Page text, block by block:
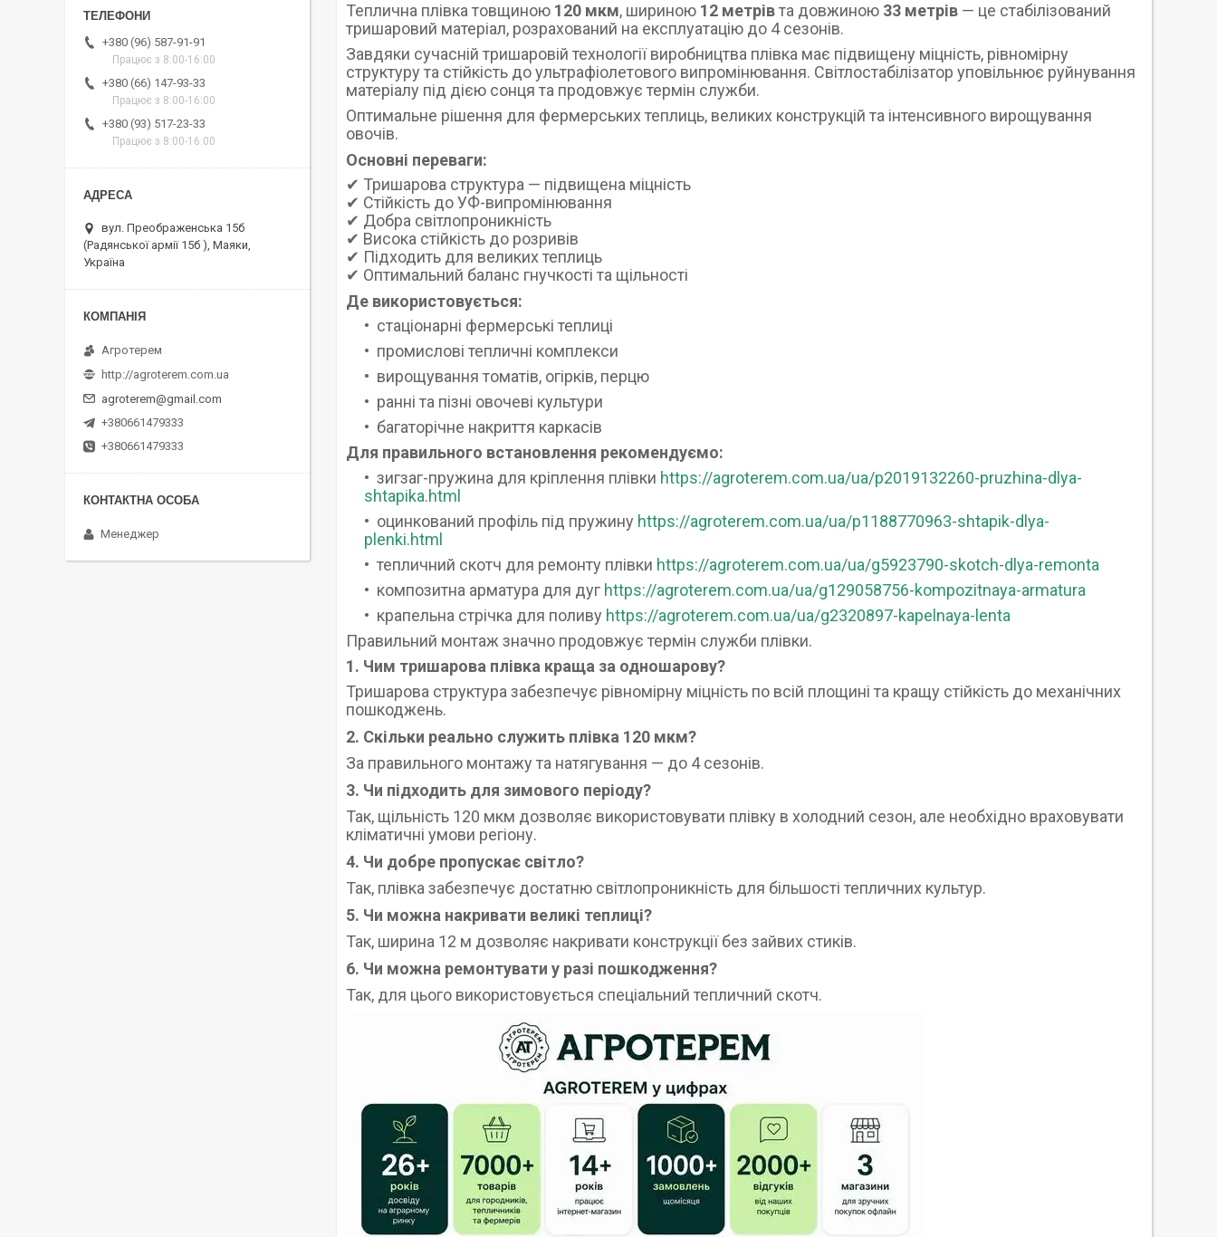
Теплична плівка товщиною 120 мкм, шириною 12 метрівта довжиною 33 метрів — це стабілізований
тришаровий матеріал, розрахований на експлуатацію до 4 сезонів.
Завдяки сучасній тришаровій технології виробництва плівка має підвищену міцність, рівномірну
структуру та стійкість до ультрафіолетового випромінювання. Світлостабілізатор уповільнює руйнування
матеріалу під дією сонця та продовжує термін служби.
Оптимальне рішення для фермерських теплиць, великих конструкцій та інтенсивного вирощування
овочів.
Основні переваги:
✔ Тришарова структура — підвищена міцність
✔ Стійкість до УФ-випромінювання
✔ Добра світлопроникність
✔ Висока стійкість до розривів
✔ Підходить для великих теплиць
✔ Оптимальний баланс гнучкості та щільності
Де використовується:
стаціонарні фермерські теплиці
промислові тепличні комплекси
вирощування томатів, огірків, перцю
ранні та пізні овочеві культури
багаторічне накриття каркасів
Для правильного встановлення рекомендуємо:
зигзаг-пружина для кріплення плівки https://agroterem.com.ua/ua/p2019132260-pruzhina-dlya-
shtapika.html
оцинкований профіль під пружину https://agroterem.com.ua/ua/p1188770963-shtapik-dlya-
plenki.html
тепличний скотч для ремонту плівки https://agroterem.com.ua/ua/g5923790-skotch-dlya-remonta
композитна арматура для дуг https://agroterem.com.ua/ua/g129058756-kompozitnaya-armatura
крапельна стрічка для поливу https://agroterem.com.ua/ua/g2320897-kapelnaya-lenta
Правильний монтаж значно продовжує термін служби плівки.
1. Чим тришарова плівка краща за одношарову?
Тришарова структура забезпечує рівномірну міцність по всій площині та кращу стійкість до механічних
пошкоджень.
2. Скільки реально служить плівка 120 мкм?
За правильного монтажу та натягування — до 4 сезонів.
3. Чи підходить для зимового періоду?
Так, щільність 120 мкм дозволяє використовувати плівку в холодний сезон, але необхідно враховувати
кліматичні умови регіону.
4. Чи добре пропускає світло?
Так, плівка забезпечує достатню світлопроникність для більшості тепличних культур.
5. Чи можна накривати великі теплиці?
Так, ширина 12 м дозволяє накривати конструкції без зайвих стиків.
6. Чи можна ремонтувати у разі пошкодження?
Так, для цього використовується спеціальний тепличний скотч.
+380 (96) 587-91-91
Працює з 8:00-16:00
+380 (66) 147-93-33
Працює з 8:00-16:00
+380 (93) 517-23-33
Працює з 8:00-16:00
вул. Преображенська 15б
(Радянської армії 15б ), Маяки,
Україна
Агротерем
http://agroterem.com.ua
agroterem@gmail.com
+380661479333
+380661479333
Менеджер